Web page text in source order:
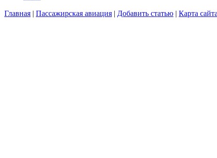
Главная | Пассажирская авиация | Добавить статью | Карта